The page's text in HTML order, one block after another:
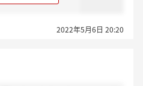
2022年5月6日 20:20